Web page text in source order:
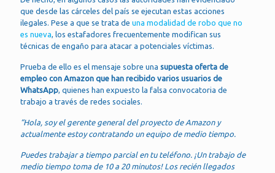
que desde las cárceles del país se ejecutan estas acciones
ilegales. Pese a que se trata de una modalidad de robo que no
es nueva, los estafadores frecuentemente modifican sus
técnicas de engaño para atacar a potenciales víctimas.
Prueba de ello es el mensaje sobre una supuesta oferta de
empleo con Amazon que han recibido varios usuarios de
WhatsApp, quienes han expuesto la falsa convocatoria de
trabajo a través de redes sociales.
“Hola, soy el gerente general del proyecto de Amazon y
actualmente estoy contratando un equipo de medio tiempo.
Puedes trabajar a tiempo parcial en tu teléfono. ¡Un trabajo de
medio tiempo toma de 10 a 20 minutos! Los recién llegados